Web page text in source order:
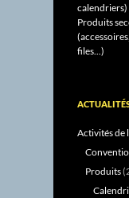
calendriers)
Produits
files...)
Activités de
Produits